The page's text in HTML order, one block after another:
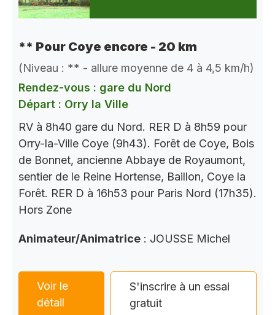
** Pour Coye encore - 20 km
(Niveau : ** - allure moyenne de 4 à 4,5 km/h)
Rendez-vous : gare du Nord
Départ : Orry la Ville
RV à 8h40 gare du Nord. RER D à 8h59 pour
Orry-la-Ville Coye (9h43). Forêt de Coye, Bois
de Bonnet, ancienne Abbaye de Royaumont,
sentier de le Reine Hortense, Baillon, Coye la
Forêt. RER D à 16h53 pour Paris Nord (17h35).
Hors Zone
Animateur/Animatrice : JOUSSE Michel
Voir le
détail
S'inscrire à un essai
gratuit